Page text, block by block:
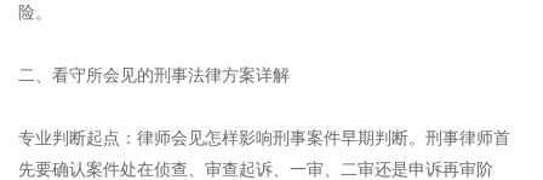
险。
二、看守所会见的刑事法律方案详解
专业判断起点：律师会见怎样影响刑事案件早期判断。刑事律师首
先要确认案件处在侦查、审查起诉、一审、二审还是申诉再审阶